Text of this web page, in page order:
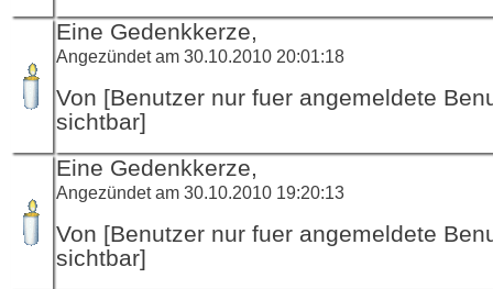
Eine Gedenkkerze,
Angezündet am 30.10.2010 20:01:18
Von [Benutzer nur fuer angemeldete
sichtbar]
Eine Gedenkkerze,
Angezündet am 30.10.2010 19:20:13
Von [Benutzer nur fuer angemeldete
sichtbar]